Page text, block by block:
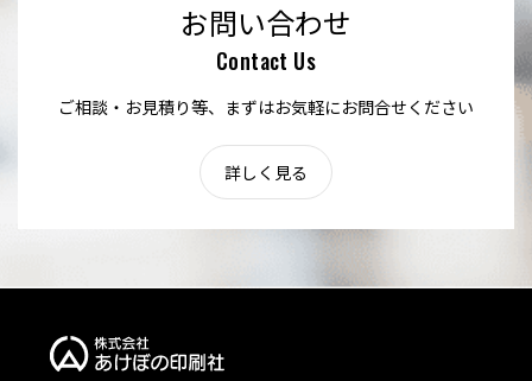
お問い合わせ
Contact Us
ご相談・お見積り等、まずはお気軽にお問合せください
詳しく見る